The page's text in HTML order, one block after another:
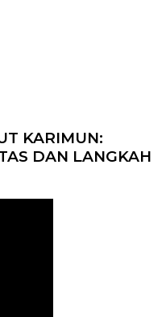
KARIMUN:
DAN LANGKAH